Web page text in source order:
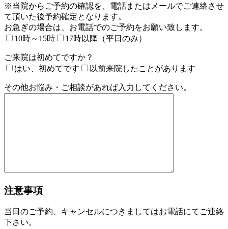
※当院からご予約の確認を、電話またはメールでご連絡させ
て頂いた後予約確定となります。
お急ぎの場合は、お電話でのご予約をお願い致します。
10時～15時
17時以降（平日のみ）
ご来院は初めてですか？
はい、初めてです
以前来院したことがあります
その他お悩み・ご相談があれば入力してください。
注意事項
当日のご予約、キャンセルにつきましてはお電話にてご連絡
下さい。